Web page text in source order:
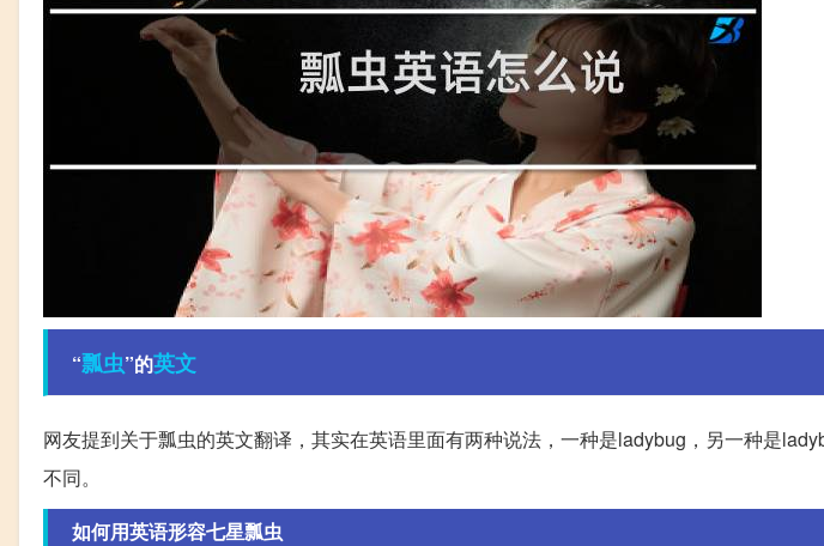
“瓢虫”的英文
网友提到关于瓢虫的英文翻译，其实在英语里面有两种说法，一种是ladybug，另一种是
不同。
如何用英语形容七星瓢虫